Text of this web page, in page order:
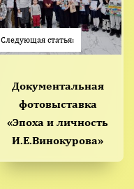
Следующая статья:
Документальная
фотовыставка
«Эпоха и личность
И.Е.Винокурова»